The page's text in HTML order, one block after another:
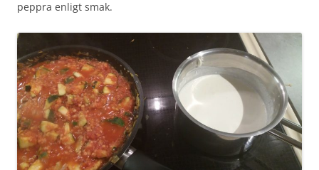
peppra enligt smak.